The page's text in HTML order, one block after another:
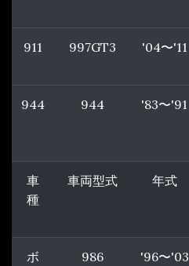
911 997GT3 '04〜'11
944 944 '83〜'91
車
種
車両型式 年式
ボ
986 '96〜'03